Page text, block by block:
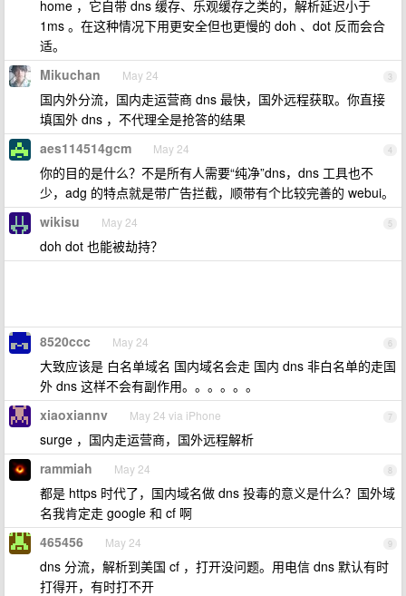
home ，它自带 dns 缓存、乐观缓存之类的，解析延迟小于
1ms 。在这种情况下用更安全但也更慢的 doh 、dot 反而会合
适。
3
Mikuchan May 24
国内外分流，国内走运营商 dns 最快，国外远程获取。你直接
填国外 dns ，不代理全是抢答的结果
4
aes114514gcm May 24
你的目的是什么？不是所有人需要“纯净”dns，dns 工具也不
少，adg 的特点就是带广告拦截，顺带有个比较完善的 webui。
5
wikisu May 24
doh dot 也能被劫持？
6
8520ccc May 24
大致应该是 白名单域名 国内域名会走 国内 dns 非白名单的走国
外 dns 这样不会有副作用。。。。。。
7
xiaoxiannv May 24 via iPhone
surge ，国内走运营商，国外远程解析
8
rammiah May 24
都是 https 时代了，国内域名做 dns 投毒的意义是什么？国外域
名我肯定走 google 和 cf 啊
9
465456 May 24
dns 分流，解析到美国 cf ，打开没问题。用电信 dns 默认有时
打得开，有时打不开